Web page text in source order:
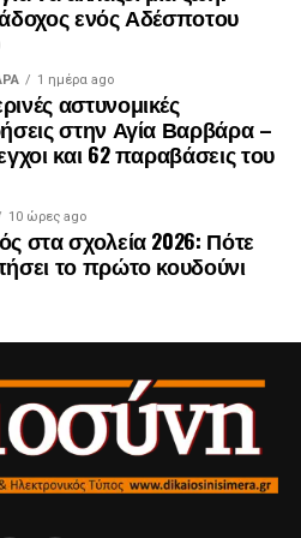
ασφάλειας, συνολικού
στρατηγική απόφαση της
το μεγαλύτερο μέρος
με άμεσο και
εκατομμυρίων πολιτών.
ενός Αδέσποτου
1 ημέρα ago
αστυνομικές
στην Αγία Βαρβάρα –
και 62 παραβάσεις του
10 ώρες ago
στα σχολεία 2026: Πότε
το πρώτο κουδούνι